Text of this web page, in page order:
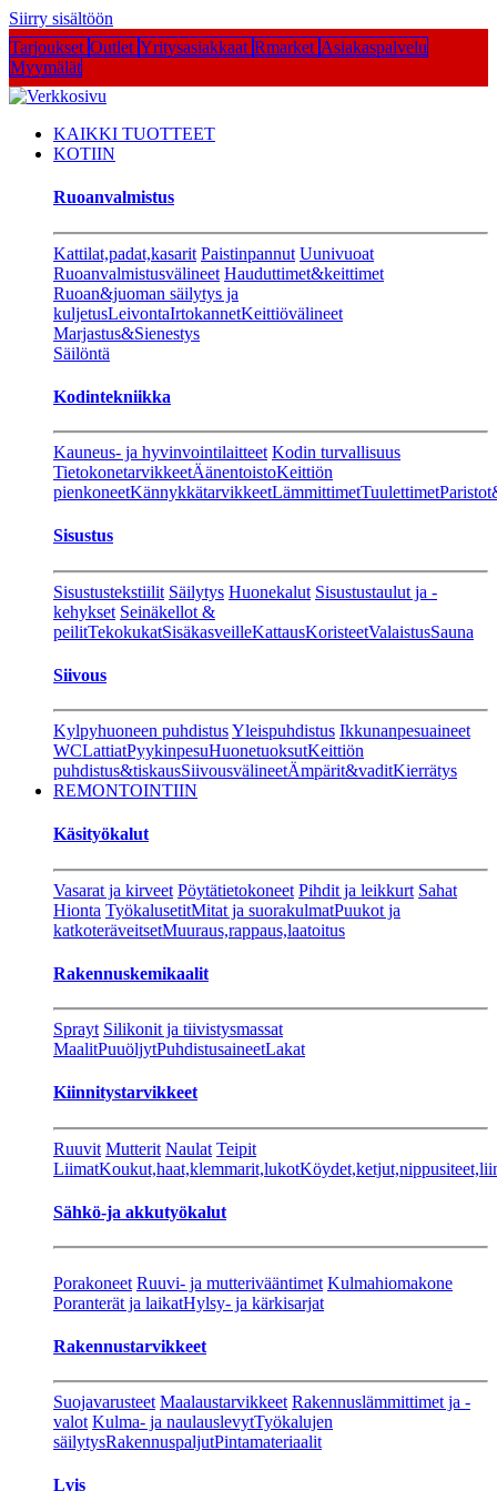
Siirry sisältöön
Tarjoukset Outlet Yritysasiakkaat Rmarket Asiakaspalvelu
Myymälät
KAIKKI TUOTTEET
KOTIIN
Ruoanvalmistus
Kattilat,padat,kasarit Paistinpannut Uunivuoat
Ruoanvalmistusvälineet Hauduttimet&keittimet
Ruoan&juoman säilytys ja
kuljetusLeivontaIrtokannetKeittiövälineet
Marjastus&Sienestys
Säilöntä
Kodintekniikka
Kauneus- ja hyvinvointilaitteet Kodin turvallisuus
TietokonetarvikkeetÄänentoistoKeittiön
pienkoneetKännykkätarvikkeetLämmittimetTuulettimet
Sisustus
Sisustustekstiilit Säilytys Huonekalut Sisustustaulut ja -
kehykset Seinäkellot &
peilitTekokukatSisäkasveilleKattausKoristeetValaistusSauna
Siivous
Kylpyhuoneen puhdistusYleispuhdistus Ikkunanpesuaineet
WCLattiatPyykinpesuHuonetuoksutKeittiön
puhdistus&tiskausSiivousvälineetÄmpärit&vaditKierrätys
REMONTOINTIIN
Käsityökalut
Vasarat ja kirveet Pöytätietokoneet Pihdit ja leikkurt Sahat
Hionta TyökalusetitMitat ja suorakulmatPuukot ja
katkoteräveitsetMuuraus,rappaus,laatoitus
Rakennuskemikaalit
Sprayt Silikonit ja tiivistysmassat
MaalitPuuöljytPuhdistusaineetLakat
Kiinnitystarvikkeet
Ruuvit Mutterit Naulat Teipit
LiimatKoukut,haat,klemmarit,lukot
Sähkö-ja akkutyökalut
Porakoneet Ruuvi- ja mutterivääntimet Kulmahiomakone
Poranterät ja laikatHylsy- ja kärkisarjat
Rakennustarvikkeet
Suojavarusteet Maalaustarvikkeet Rakennuslämmittimet ja -
valot Kulma- ja naulauslevytTyökalujen
säilytysRakennuspaljutPintamateriaalit
Lvis